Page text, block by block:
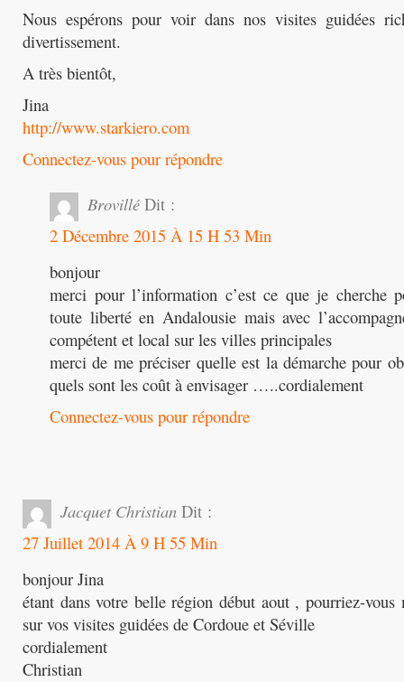
Nous espérons pour voir dans nos visites guidées
divertissement.
A très bientôt,
Jina
http://www.starkiero.com
Connectez-vous pour répondre
Brovillé Dit :
2 Décembre 2015 À 15 H 53 Min
bonjour
merci pour l’information c’est ce que je cherche
toute liberté en Andalousie mais avec
compétent et local sur les villes principales
merci de me préciser quelle est la démarche pour
quels sont les coût à envisager …..cordialement
Connectez-vous pour répondre
Jacquet Christian Dit :
27 Juillet 2014 À 9 H 55 Min
bonjour Jina
étant dans votre belle région début aout , pourriez-vous
sur vos visites guidées de Cordoue et Séville
cordialement
Christian